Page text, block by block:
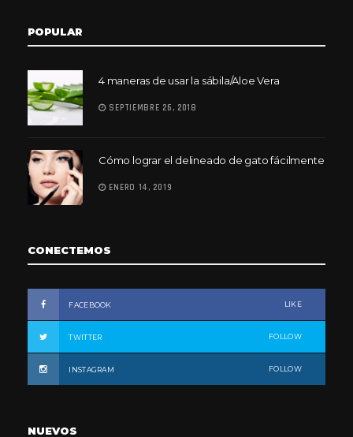
POPULAR
4 maneras de usar la sábila/Aloe Vera
SEPTIEMBRE 26, 2018
Cómo lograr el delineado de gato fácilmente
ENERO 14, 2019
CONECTEMOS
FACEBOOK LIKE
TWITTER FOLLOW
INSTAGRAM FOLLOW
NUEVOS